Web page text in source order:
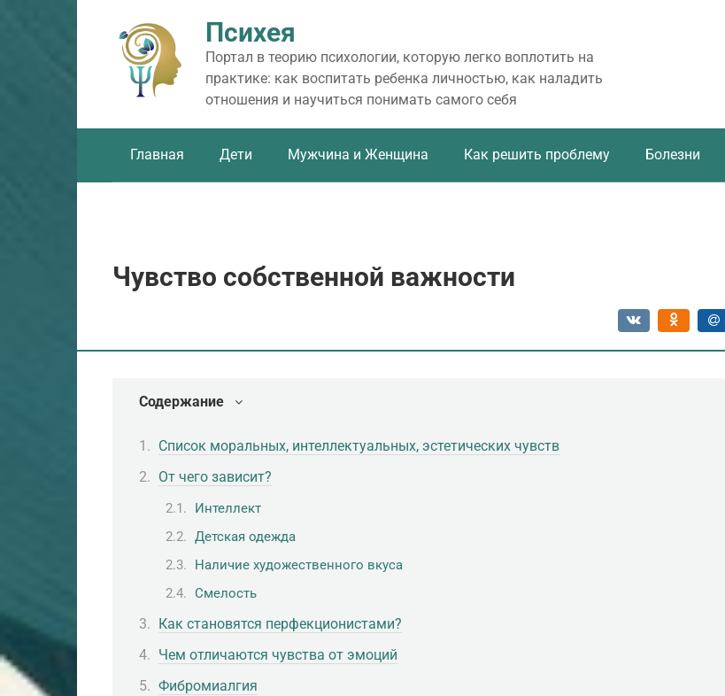
Психея
Портал в теорию психологии, которую легко воплотить на
практике: как воспитать ребенка личностью, как наладить
отношения и научиться понимать самого себя
Главная Дети Мужчина и Женщина Как решить проблему Болезни
Чувство собственной важности
Содержание
Список моральных, интеллектуальных, эстетических чувств
От чего зависит?
Интеллект
Детская одежда
Наличие художественного вкуса
Смелость
Как становятся перфекционистами?
Чем отличаются чувства от эмоций
Фибромиалгия